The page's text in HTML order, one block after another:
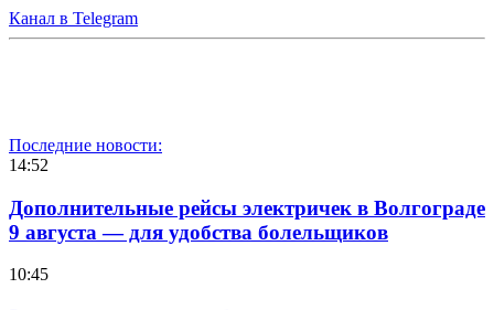
Канал в Telegram
Последние новости:
14:52
Дополнительные рейсы электричек в Волгограде
9 августа — для удобства болельщиков
10:45